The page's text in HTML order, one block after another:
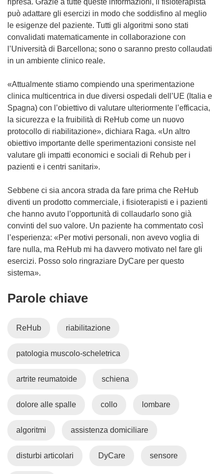
può adattare gli esercizi in modo che soddisfino al meglio
le esigenze del paziente. Tutti gli algoritmi sono stati
convalidati matematicamente in collaborazione con
l’Università di Barcellona; sono o saranno presto collaudati
in un ambiente clinico reale.
«Attualmente stiamo compiendo una sperimentazione
clinica multicentrica in due diversi ospedali dell’UE (Italia e
Spagna) con l’obiettivo di valutare ulteriormente l’efficacia,
la sicurezza e la fruibilità di ReHub come un nuovo
protocollo di riabilitazione», dichiara Raga. «Un altro
obiettivo importante delle sperimentazioni consiste nel
valutare gli impatti economici e sociali di Rehub per i
pazienti e i centri sanitari».
Sebbene ci sia ancora strada da fare prima che ReHub
diventi un prodotto commerciale, i fisioterapisti e i pazienti
che hanno avuto l’opportunità di collaudarlo sono già
convinti del suo valore. Un paziente ha commentato così
l’esperienza: «Per motivi personali, non avevo voglia di
fare nulla, ma ReHub mi ha davvero motivato nel fare gli
esercizi. Posso solo ringraziare DyCare per questo
sistema».
Parole chiave
ReHub riabilitazione
patologia muscolo-scheletrica
artrite reumatoide schiena
dolore alle spalle collo lombare
algoritmi assistenza domiciliare
disturbi articolari DyCare sensore